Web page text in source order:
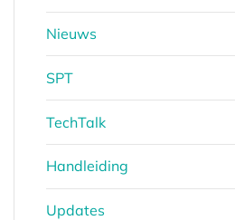
Nieuws
SPT
TechTalk
Handleiding
Updates